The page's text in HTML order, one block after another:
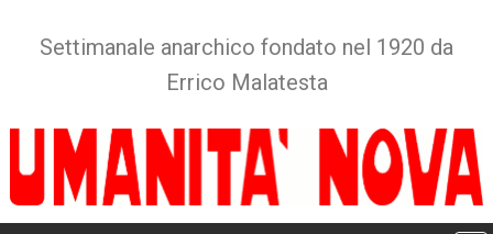
Settimanale anarchico fondato nel 1920 da
Errico Malatesta